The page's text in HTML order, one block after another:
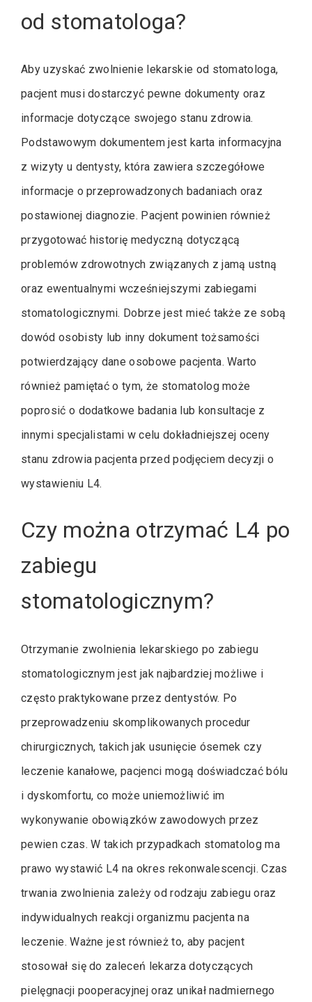
od stomatologa?
Aby uzyskać zwolnienie lekarskie od stomatologa,
pacjent musi dostarczyć pewne dokumenty oraz
informacje dotyczące swojego stanu zdrowia.
Podstawowym dokumentem jest karta informacyjna
z wizyty u dentysty, która zawiera szczegółowe
informacje o przeprowadzonych badaniach oraz
postawionej diagnozie. Pacjent powinien również
przygotować historię medyczną dotyczącą
problemów zdrowotnych związanych z jamą ustną
oraz ewentualnymi wcześniejszymi zabiegami
stomatologicznymi. Dobrze jest mieć także ze sobą
dowód osobisty lub inny dokument tożsamości
potwierdzający dane osobowe pacjenta. Warto
również pamiętać o tym, że stomatolog może
poprosić o dodatkowe badania lub konsultacje z
innymi specjalistami w celu dokładniejszej oceny
stanu zdrowia pacjenta przed podjęciem decyzji o
wystawieniu L4.
Czy można otrzymać L4 po
zabiegu
stomatologicznym?
Otrzymanie zwolnienia lekarskiego po zabiegu
stomatologicznym jest jak najbardziej możliwe i
często praktykowane przez dentystów. Po
przeprowadzeniu skomplikowanych procedur
chirurgicznych, takich jak usunięcie ósemek czy
leczenie kanałowe, pacjenci mogą doświadczać bólu
i dyskomfortu, co może uniemożliwić im
wykonywanie obowiązków zawodowych przez
pewien czas. W takich przypadkach stomatolog ma
prawo wystawić L4 na okres rekonwalescencji. Czas
trwania zwolnienia zależy od rodzaju zabiegu oraz
indywidualnych reakcji organizmu pacjenta na
leczenie. Ważne jest również to, aby pacjent
stosował się do zaleceń lekarza dotyczących
pielęgnacji pooperacyjnej oraz unikał nadmiernego